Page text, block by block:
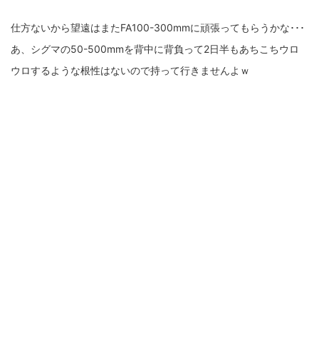
フォクトレンダー ライカIIf ライカM4 ライカM10
仕方ないから望遠はまたFA100-300mmに頑張ってもらうかな･･･
あ、シグマの50-500mmを背中に背負って2日半もあちこちウロ
ウロするような根性はないので持って行きませんよｗ